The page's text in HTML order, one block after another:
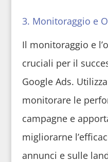
3. Monitoraggio e
Il monitoraggio e
cruciali per il
Google Ads.
monitorare le
campagne e
migliorarne
annunci e sulle